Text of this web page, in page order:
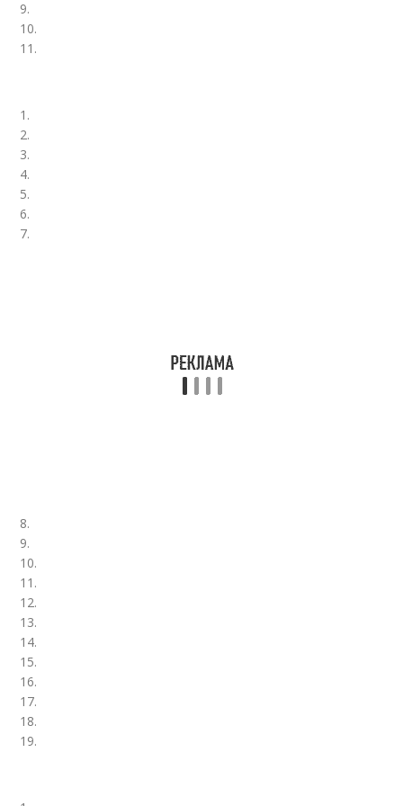
9.
10.
11.
1.
2.
3.
4.
5.
6.
7.
8.
9.
10.
11.
12.
13.
14.
15.
16.
17.
18.
19.